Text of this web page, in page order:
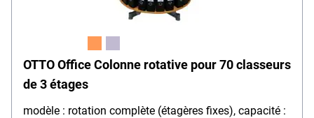
OTTO Office Colonne rotative pour 70 classeurs
de 3 étages
modèle : rotation complète (étagères fixes), capacité :